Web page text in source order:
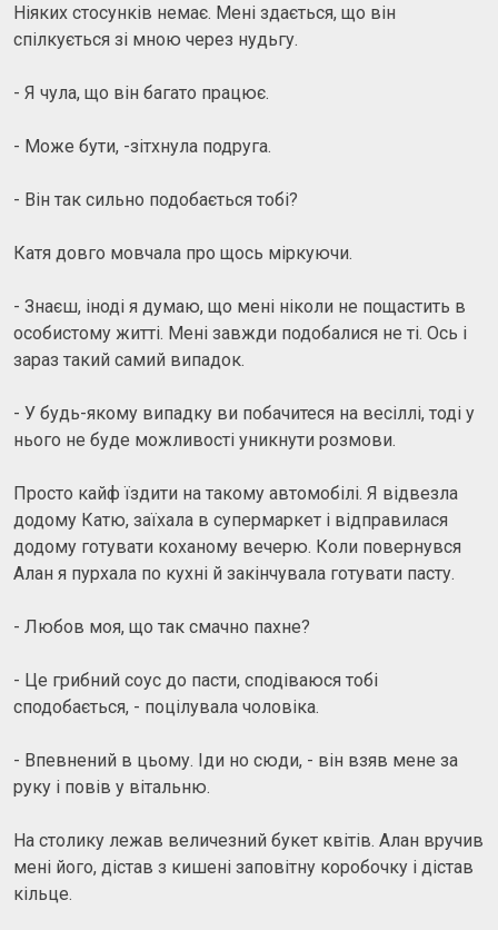
Ніяких стосунків немає. Мені здається, що він
спілкується зі мною через нудьгу.
- Я чула, що він багато працює.
- Може бути, -зітхнула подруга.
- Він так сильно подобається тобі?
Катя довго мовчала про щось міркуючи.
- Знаєш, іноді я думаю, що мені ніколи не пощастить в
особистому житті. Мені завжди подобалися не ті. Ось і
зараз такий самий випадок.
- У будь-якому випадку ви побачитеся на весіллі, тоді у
нього не буде можливості уникнути розмови.
Просто кайф їздити на такому автомобілі. Я відвезла
додому Катю, заїхала в супермаркет і відправилася
додому готувати коханому вечерю. Коли повернувся
Алан я пурхала по кухні й закінчувала готувати пасту.
- Любов моя, що так смачно пахне?
- Це грибний соус до пасти, сподіваюся тобі
сподобається, - поцілувала чоловіка.
- Впевнений в цьому. Іди но сюди, - він взяв мене за
руку і повів у вітальню.
На столику лежав величезний букет квітів. Алан вручив
мені його, дістав з кишені заповітну коробочку і дістав
кільце.